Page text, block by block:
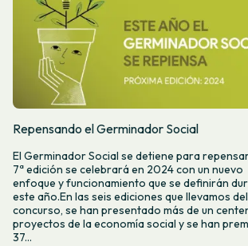
Repensando el Germinador Social
El Germinador Social se detiene para
7ª edición se celebrará en 2024 con un nuevo
enfoque y funcionamiento que se definirán
este año.En las seis ediciones que llevamos del
concurso, se han presentado más de un
proyectos de la economía social y se han
37...